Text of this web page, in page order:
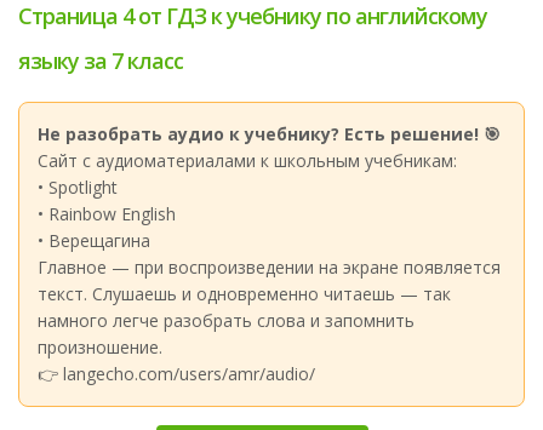
Страница 4 от ГДЗ к учебнику по английскому
языку за 7 класс
Не разобрать аудио к учебнику? Есть решение! 🎯
Сайт с аудиоматериалами к школьным учебникам:
• Spotlight
• Rainbow English
• Верещагина
Главное — при воспроизведении на экране появляется
текст. Слушаешь и одновременно читаешь — так
намного легче разобрать слова и запомнить
произношение.
👉 langecho.com/users/amr/audio/